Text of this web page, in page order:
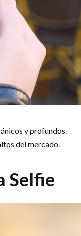
y profundos.
del mercado.
Selfie